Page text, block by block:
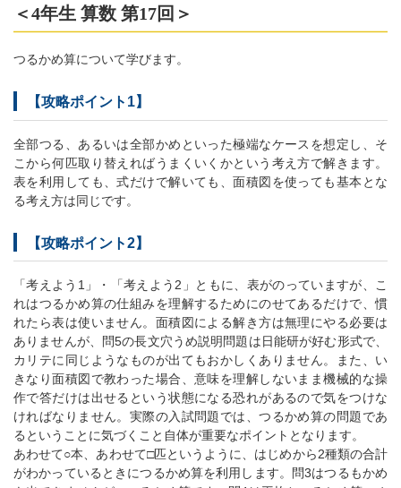
＜4年生 算数 第17回＞
つるかめ算について学びます。
【攻略ポイント1】
全部つる、あるいは全部かめといった極端なケースを想定し、そ
こから何匹取り替えればうまくいくかという考え方で解きます。
表を利用しても、式だけで解いても、面積図を使っても基本とな
る考え方は同じです。
【攻略ポイント2】
「考えよう1」・「考えよう2」ともに、表がのっていますが、こ
れはつるかめ算の仕組みを理解するためにのせてあるだけで、慣
れたら表は使いません。面積図による解き方は無理にやる必要は
ありませんが、問5の長文穴うめ説明問題は日能研が好む形式で、
カリテに同じようなものが出てもおかしくありません。また、い
きなり面積図で教わった場合、意味を理解しないまま機械的な操
作で答だけは出せるという状態になる恐れがあるので気をつけな
ければなりません。実際の入試問題では、つるかめ算の問題であ
るということに気づくこと自体が重要なポイントとなります。
あわせて○本、あわせて□匹というように、はじめから2種類の合計
がわかっているときにつるかめ算を利用します。問3はつるもかめ